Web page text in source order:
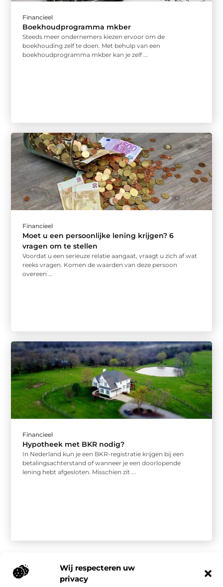
Wij respecteren uw
privacy
Financieel
Boekhoudprogramma mkber
Steeds meer ondernemers kiezen ervoor om de
boekhouding zelf te doen. Met behulp van een
boekhoudprogramma mkber kan je zelf ...
Financieel
Moet u een persoonlijke lening krijgen? 6
vragen om te stellen
Voordat u een serieuze relatie aangaat, vraagt u zich af wat
reeks vragen. Komen de waarden van deze persoon
overeen ...
Financieel
Hypotheek met BKR nodig?
In Nederland kun je een BKR-registratie krijgen bij een
betalingsachterstand of wanneer je een doorlopende
lening hebt afgesloten. Misschien zit ...